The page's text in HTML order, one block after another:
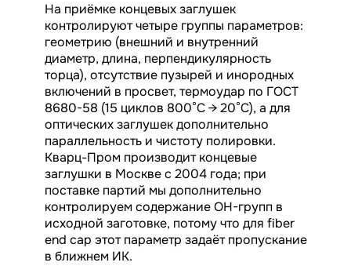
На приёмке концевых заглушек
контролируют четыре группы параметров:
геометрию (внешний и внутренний
диаметр, длина, перпендикулярность
торца), отсутствие пузырей и инородных
включений в просвет, термоудар по ГОСТ
8680-58 (15 циклов 800°C → 20°C), а для
оптических заглушек дополнительно
параллельность и чистоту полировки.
Кварц-Пром производит концевые
заглушки в Москве с 2004 года; при
поставке партий мы дополнительно
контролируем содержание OH-групп в
исходной заготовке, потому что для fiber
end cap этот параметр задаёт пропускание
в ближнем ИК.